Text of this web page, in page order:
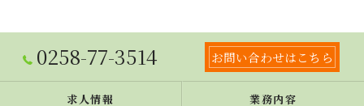
0258-77-3514 お問い合わせはこちら
求人情報 業務内容